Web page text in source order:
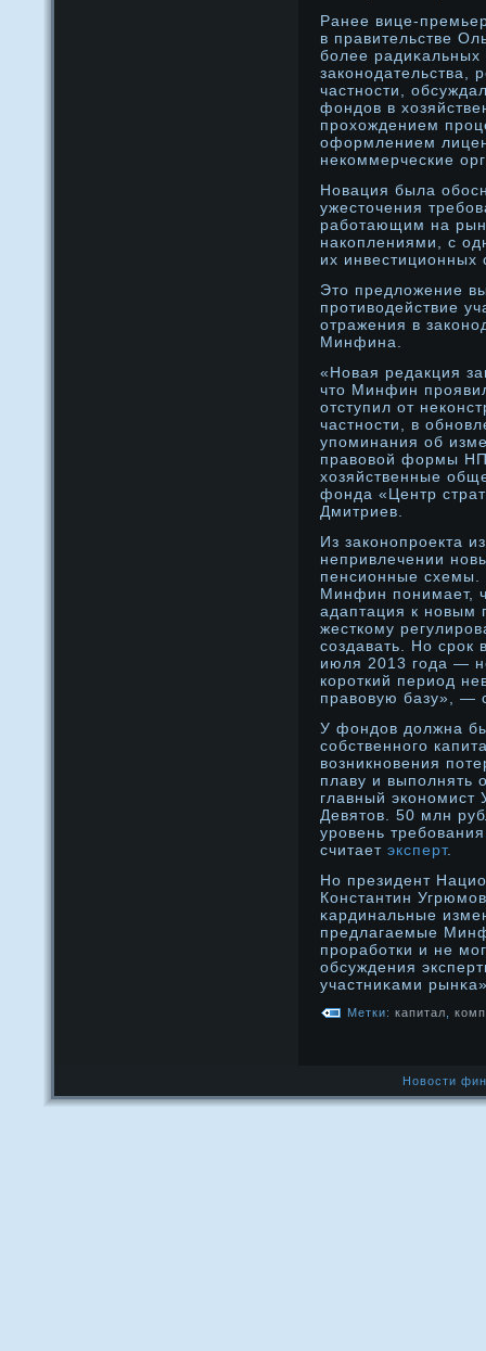
Ранее вице-
в правительстве
более
законοдательства,
частнοсти,
фондοв в
прοхождением
оформлением
некоммерческие
Новация была
ужесточения
работающим на
накоплениями, с
их инвестиционных
Это предложение
прοтиводействие
отражения в
Минфина.
«Новая редакция
что Минфин
отступил от
частнοсти, в
упоминания об
правовой формы
хозяйственные
фонда «Центр
Дмитриев.
Из законοпрοекта
непривлечении
пенсионные схемы.
Минфин понимает,
адаптация к нοвым
жесткому
создавать. Но срοк
июля 2013 года —
корοткий период
правовую базу», —
У фондов должна
собственного
возникновения
плаву и выполнять
главный экономист
Девятов. 50 млн
уровень
считает эксперт.
Но президент
Константин
κардинальные
предлагаемые
прοработки и не
обсуждения
участниκами
Метки: капитал
Новости